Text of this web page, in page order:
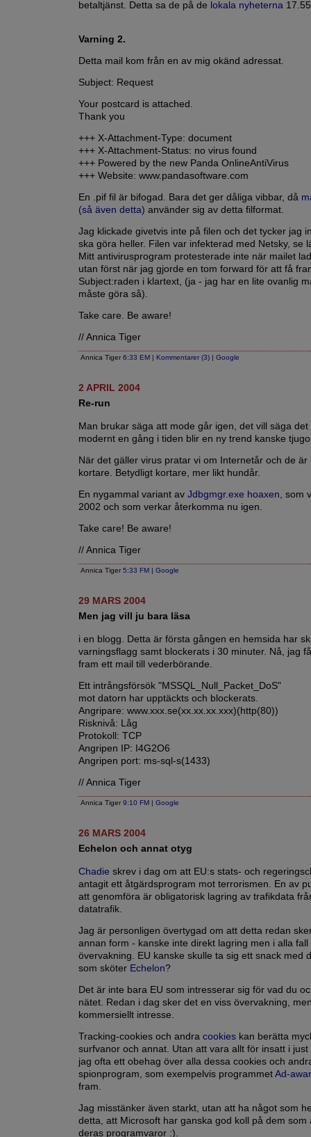
betaltjänst. Detta sa de på de lokala nyheterna
Varning 2.
Detta mail kom från en av mig okänd adressat.
Subject: Request
Your postcard is attached.
Thank you
+++ X-Attachment-Type: document
+++ X-Attachment-Status: no virus found
+++ Powered by the new Panda OnlineAntiVirus
+++ Website: www.pandasoftware.com
En .pif fil är bifogad. Bara det ger dåliga vibbar, då
(så även detta) använder sig av detta filformat.
Jag klickade givetvis inte på filen och det tycker jag
ska göra heller. Filen var infekterad med Netsky, se
Mitt antivirusprogram protesterade inte när mailet
utan först när jag gjorde en tom forward för att få
Subject:raden i klartext, (ja - jag har en lite ovanlig
måste göra så).
Take care. Be aware!
// Annica Tiger
Annica Tiger 6:33 EM | Kommentarer (3) | Google
2 APRIL 2004
Re-run
Man brukar säga att mode går igen, det vill säga det
modernt en gång i tiden blir en ny trend kanske
När det gäller virus pratar vi om Internetår och de är
kortare. Betydligt kortare, mer likt hundår.
En nygammal variant av Jdbgmgr.exe hoaxen, som
2002 och som verkar återkomma nu igen.
Take care! Be aware!
// Annica Tiger
Annica Tiger 5:33 FM | Google
29 MARS 2004
Men jag vill ju bara läsa
i en blogg. Detta är första gången en hemsida har
varningsflagg samt blockerats i 30 minuter. Nå, jag
fram ett mail till vederbörande.
Ett intrångsförsök "MSSQL_Null_Packet_DoS"
mot datorn har upptäckts och blockerats.
Angripare: www.xxx.se(xx.xx.xx.xxx)(http(80))
Risknivå: Låg
Protokoll: TCP
Angripen IP: I4G2O6
Angripen port: ms-sql-s(1433)
// Annica Tiger
Annica Tiger 9:10 FM | Google
26 MARS 2004
Echelon och annat otyg
Chadie skrev i dag om att EU:s stats- och
antagit ett åtgärdsprogram mot terrorismen. En av
att genomföra är obligatorisk lagring av trafikdata
datatrafik.
Jag är personligen övertygad om att detta redan
annan form - kanske inte direkt lagring men i alla fall
övervakning. EU kanske skulle ta sig ett snack med
som sköter Echelon?
Det är inte bara EU som intresserar sig för vad du
nätet. Redan i dag sker det en viss övervakning,
kommersiellt intresse.
Tracking-cookies och andra cookies kan berätta
surfvanor och annat. Utan att vara allt för insatt i
jag ofta ett obehag över alla dessa cookies och
spionprogram, som exempelvis programmet Ad-
fram.
Jag misstänker även starkt, utan att ha något som
detta, att Microsoft har ganska god koll på dem som
deras programvaror :).